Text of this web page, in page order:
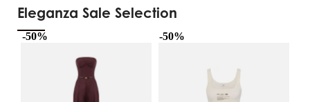
Eleganza Sale Selection
-50% -50%